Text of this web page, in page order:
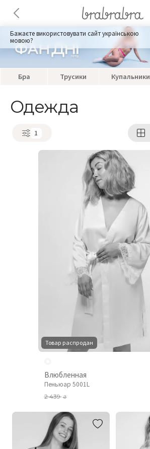
Бажаєте використовувати сайт українською
мовою?
Бра Трусики Купальники
Одежда
1
Товар распродан
Влюбленная
Пеньюар 5001L
2 439₴